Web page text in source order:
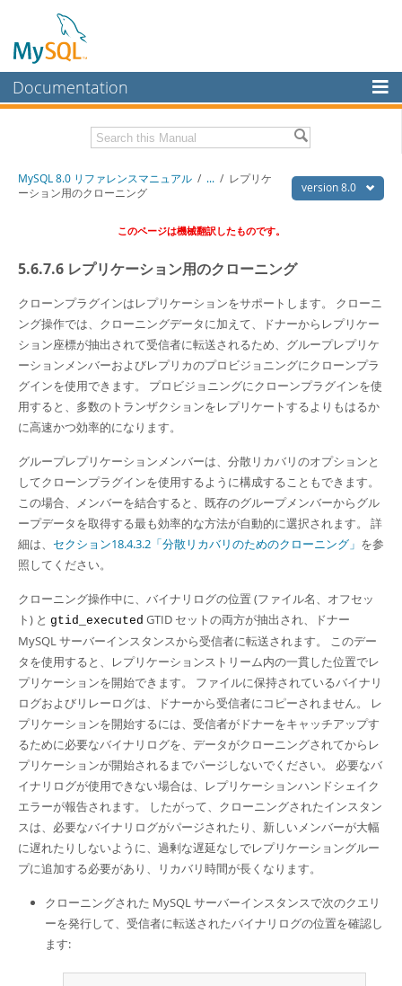
Documentation
MySQL Enterprise
Workbench
Connectors
More
MySQL.com
Downloads
Developer Zone
Download this Manual version 8.0
MySQL 8.0 リファレンスマニュアル / ... / レプリケ
ーション用のクローニング
このページは機械翻訳したものです。
5.6.7.6 レプリケーション用のクローニング
クローンプラグインはレプリケーションをサポートします。 クローニ
ング操作では、クローニングデータに加えて、ドナーからレプリケー
ション座標が抽出されて受信者に転送されるため、グループレプリケ
ーションメンバーおよびレプリカのプロビジョニングにクローンプラ
グインを使用できます。 プロビジョニングにクローンプラグインを使
用すると、多数のトランザクションをレプリケートするよりもはるか
に高速かつ効率的になります。
グループレプリケーションメンバーは、分散リカバリのオプションと
してクローンプラグインを使用するように構成することもできます。
この場合、メンバーを結合すると、既存のグループメンバーからグル
ープデータを取得する最も効率的な方法が自動的に選択されます。 詳
細は、 セクション18.4.3.2「分散リカバリのためのクローニング」 を参
照してください。
クローニング操作中に、バイナリログの位置 (ファイル名、オフセッ
ト) と gtid_executed GTID セットの両方が抽出され、ドナー
MySQL サーバーインスタンスから受信者に転送されます。 このデー
タを使用すると、レプリケーションストリーム内の一貫した位置でレ
プリケーションを開始できます。 ファイルに保持されているバイナリ
ログおよびリレーログは、ドナーから受信者にコピーされません。 レ
プリケーションを開始するには、受信者がドナーをキャッチアップす
るために必要なバイナリログを、データがクローニングされてからレ
プリケーションが開始されるまでパージしないでください。 必要なバ
イナリログが使用できない場合は、レプリケーションハンドシェイク
エラーが報告されます。 したがって、クローニングされたインスタン
スは、必要なバイナリログがパージされたり、新しいメンバーが大幅
に遅れたりしないように、過剰な遅延なしでレプリケーショングルー
プに追加する必要があり、リカバリ時間が長くなります。
クローニングされた MySQL サーバーインスタンスで次のクエリ
ーを発行して、受信者に転送されたバイナリログの位置を確認し
ます: